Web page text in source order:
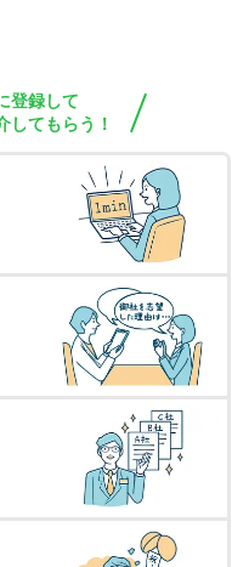
登録して
してもらう！